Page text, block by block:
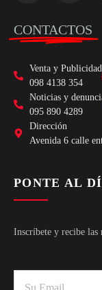
CONTACTOS
Venta y Publicidad
098 4138 354
Noticias y
095 890 4289
Dirección
Avenida 6 calle
PONTE AL
Inscríbete y recibe las